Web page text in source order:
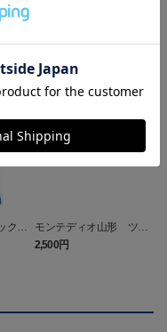
クユ
）
NEW
モンテディオ山形 ツン
ベアー タオルマフラー
2,500円